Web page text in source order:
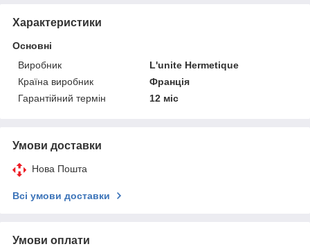
Характеристики
Основні
Виробник
L'unite Hermetique
Країна виробник
Франція
Гарантійний термін
12 міс
Умови доставки
Нова Пошта
Всі умови доставки
Умови оплати